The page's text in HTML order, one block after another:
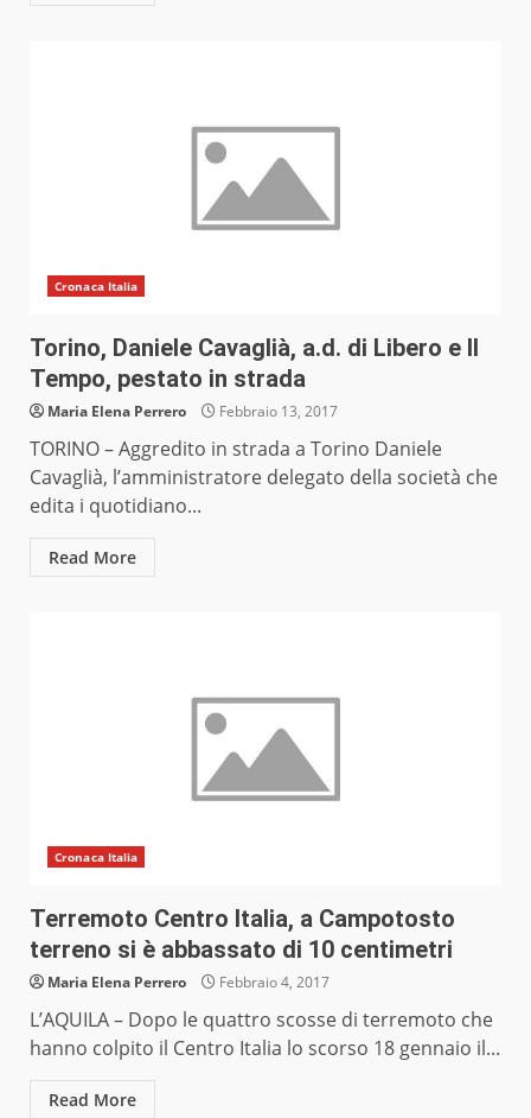
Cronaca Italia
Torino, Daniele Cavaglià, a.d. di Libero e Il
Tempo, pestato in strada
Maria Elena Perrero Febbraio 13, 2017
TORINO – Aggredito in strada a Torino Daniele
Cavaglià, l’amministratore delegato della società che
edita i quotidiano...
Read More
Cronaca Italia
Terremoto Centro Italia, a Campotosto
terreno si è abbassato di 10 centimetri
Maria Elena Perrero Febbraio 4, 2017
L’AQUILA – Dopo le quattro scosse di terremoto che
hanno colpito il Centro Italia lo scorso 18 gennaio il...
Read More